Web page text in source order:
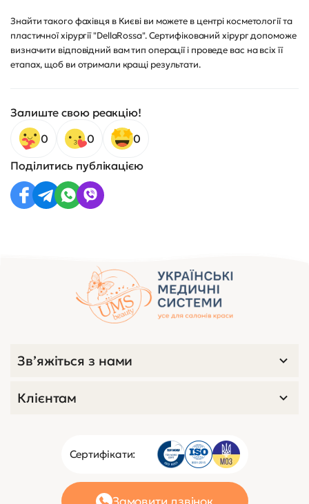
Знайти такого фахівця в Києві ви можете в центрі косметології та
пластичної хірургії "DellaRossa". Сертифікований хірург допоможе
визначити відповідний вам тип операції і проведе вас на всіх її
етапах, щоб ви отримали кращі результати.
Залиште свою реакцію!
0
0
0
Поділитись публікацією
Сертифікати:
Зв’яжіться з нами
Клієнтам